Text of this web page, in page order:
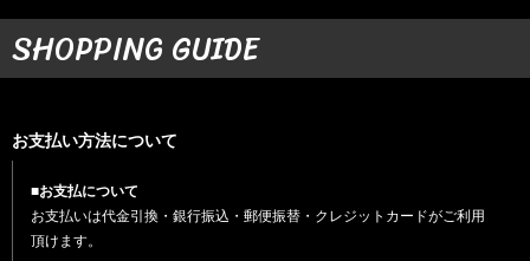
SHOPPING GUIDE
お支払い方法について
■お支払について
お支払いは代金引換・銀行振込・郵便振替・クレジットカードがご利用
頂けます。